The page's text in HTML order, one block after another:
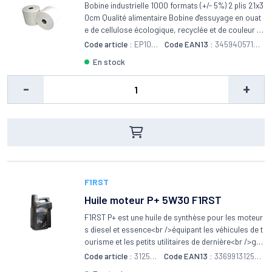
Bobine industrielle 1000 formats (+/- 5%) 2 plis 21x3
0cm Qualité alimentaire Bobine d'essuyage en ouat
e de cellulose écologique, recyclée et de couleur bl
anche. Papier d'essuyage adapté à tous les professi
rs de bouche. Epaisseur de papier renforcée en 2 pl
is offrant une meilleure résistance et une capacité
d'absorption doublée. 1000 feuilles d'essuyage par
bobines. Bobine de ouate douce et de qualité avec t
idité et une excellente tenue du papier absorbant m
ême mouillé. Adapté aux essuyages délicats.
Code article : EP104
Code EAN13 :34594057104
en stock
- +
F1RST
Huile moteur P+ 5W30 F1RST
F1RST P+ est une huile de synthèse pour les moteur
s diesel et essence<br />équipant les véhicules de t
ourisme et les petits utilitaires de dernière<br />gé
nération. Elle est également compatible avec de no
Code article :3125
Code EAN13 : 336991312522